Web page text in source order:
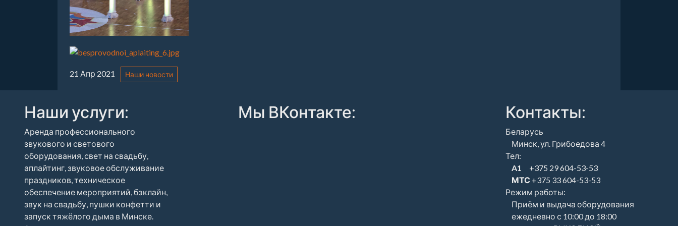
21 Апр 2021 Наши новости
Наши услуги:
Аренда профессионального
звукового и светового
оборудования, свет на свадьбу,
аплайтинг, звуковое обслуживание
праздников, техническое
обеспечение мероприятий, бэклайн,
звук на свадьбу, пушки конфетти и
запуск тяжёлого дыма в Минске.
Мы ВКонтакте: Контакты:
Беларусь
Минск, ул. Грибоедова 4
Тел:
A1
+375 29 604-53-53
МТС +375 33 604-53-53
Режим работы:
Приём и выдача оборудования
ежедневно с 10:00 до 18:00